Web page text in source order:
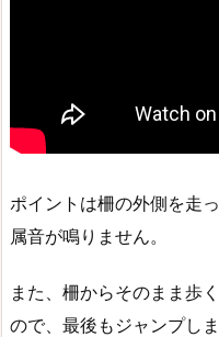
ポイントは柵の外側を走
属音が鳴りません。
また、柵からそのまま歩
ので、最後もジャンプし